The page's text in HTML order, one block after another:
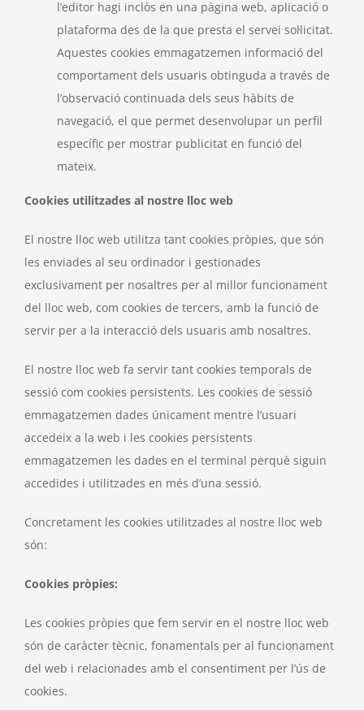
l’editor hagi inclòs en una pàgina web, aplicació o
plataforma des de la que presta el servei sol·licitat.
Aquestes cookies emmagatzemen informació del
comportament dels usuaris obtinguda a través de
l’observació continuada dels seus hàbits de
navegació, el que permet desenvolupar un perfil
específic per mostrar publicitat en funció del
mateix.
Cookies utilitzades al nostre lloc web
El nostre lloc web utilitza tant cookies pròpies, que són
les enviades al seu ordinador i gestionades
exclusivament per nosaltres per al millor funcionament
del lloc web, com cookies de tercers, amb la funció de
servir per a la interacció dels usuaris amb nosaltres.
El nostre lloc web fa servir tant cookies temporals de
sessió com cookies persistents. Les cookies de sessió
emmagatzemen dades únicament mentre l’usuari
accedeix a la web i les cookies persistents
emmagatzemen les dades en el terminal perquè siguin
accedides i utilitzades en més d’una sessió.
Concretament les cookies utilitzades al nostre lloc web
són:
Cookies pròpies:
Les cookies pròpies que fem servir en el nostre lloc web
són de caràcter tècnic, fonamentals per al funcionament
del web i relacionades amb el consentiment per l’ús de
cookies.